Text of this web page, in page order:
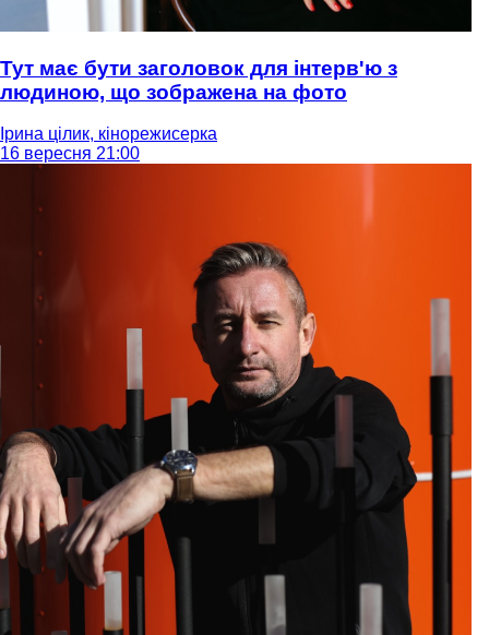
Тут має бути заголовок для інтерв'ю з
людиною, що зображена на фото
Ірина цілик, кінорежисерка
16 вересня 21:00